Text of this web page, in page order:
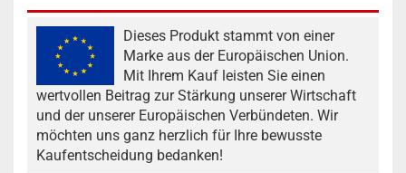
Dieses Produkt stammt von einer
Marke aus der Europäischen Union.
Mit Ihrem Kauf leisten Sie einen
wertvollen Beitrag zur Stärkung unserer Wirtschaft
und der unserer Europäischen Verbündeten. Wir
möchten uns ganz herzlich für Ihre bewusste
Kaufentscheidung bedanken!